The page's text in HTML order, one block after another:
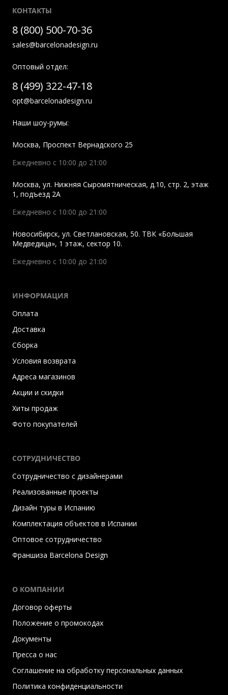
КОНТАКТЫ
8 (800) 500-70-36
sales@barcelonadesign.ru
Оптовый отдел:
8 (499) 322-47-18
opt@barcelonadesign.ru
Наши шоу-румы:
Москва, Проспект Вернадского 25
Ежедневно с 10:00 до 21:00
Москва, ул. Нижняя Сыромятническая, д.10, стр. 2, этаж
1, подъезд 2A
Ежедневно с 10:00 до 21:00
Новосибирск, ул. Светлановская, 50. ТВК «Большая
Медведица», 1 этаж, сектор 10.
Ежедневно с 10:00 до 21:00
ИНФОРМАЦИЯ
Оплата
Доставка
Сборка
Условия возврата
Адреса магазинов
Акции и скидки
Хиты продаж
Фото покупателей
СОТРУДНИЧЕСТВО
Сотрудничество с дизайнерами
Реализованные проекты
Дизайн туры в Испанию
Комплектация объектов в Испании
Оптовое сотрудничество
Франшиза Barcelona Design
О КОМПАНИИ
Договор оферты
Положение о промокодах
Документы
Пресса о нас
Соглашение на обработку персональных данных
Политика конфиденциальности